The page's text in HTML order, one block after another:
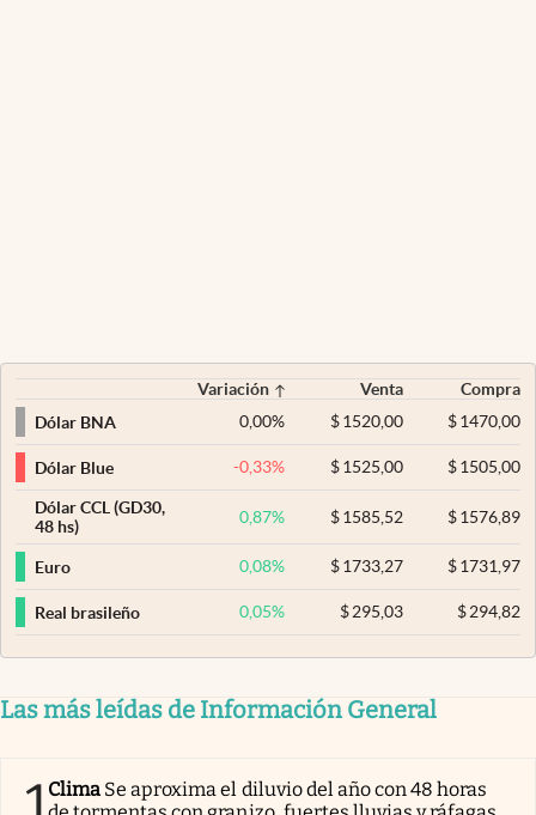
Variación Venta
Compra
Dólar BNA
0,00% $ 1520,00 $1470,00
Dólar Blue -0,33% $ 1525,00 $1505,00
Dólar CCL (GD30,
48 hs)
0,87% $ 1585,52 $1576,89
Euro 0,08% $ 1733,27 $1731,97
Real brasileño 0,05% $295,03 $294,82
Las más leídas de Información General
Clima Se aproxima el diluvio del año con 48 horas